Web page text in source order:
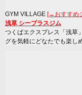
GYM VILLAGE [→おすすめ
浅草 シープラスジム
つくばエクスプレス「浅草
グを気軽にどなたでも楽し